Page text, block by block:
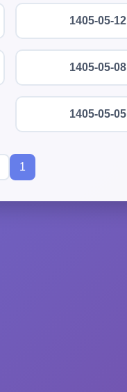
1405-05-12
1405-05-08
1405-05-05
1